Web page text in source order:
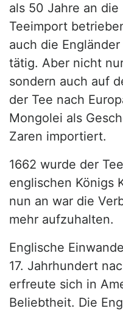
als 50 Jahre an
Teeimport
auch die
tätig. Aber nicht
sondern auch auf
der Tee nach
Mongolei als
Zaren importiert.
1662 wurde der
englischen Königs
nun an war die
mehr aufzuhalten.
Englische
17. Jahrhundert
erfreute sich in
Beliebtheit. Die